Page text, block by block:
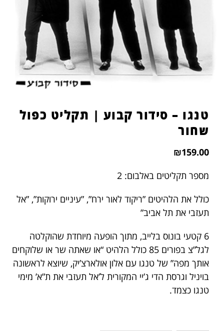
טנגו – סידור קבוע | תקליט כפול
שחור
₪159.00
מספר תקליטים באלבום: 2
כולל את הלהיטים ”ריקוד לאור ירח”, ”עיניים ירוקות”, ”אל
תעזבי את תל אביב”
6 קטעי בונוס בלייב, מתוך הופעה מיוחדת שהוקלטה
לגל”צ בפורים 85 כולל הלהיט “או שאתה שר או שלוקחים
אותך מפה” של טנגו עם אלון אולארצ’יק, שיוצא לראשונה
בויניל וגרסת הדי ג’יי המקורית ל’אל תעזבי את ת”א’ מימי
טנגו כצמד.